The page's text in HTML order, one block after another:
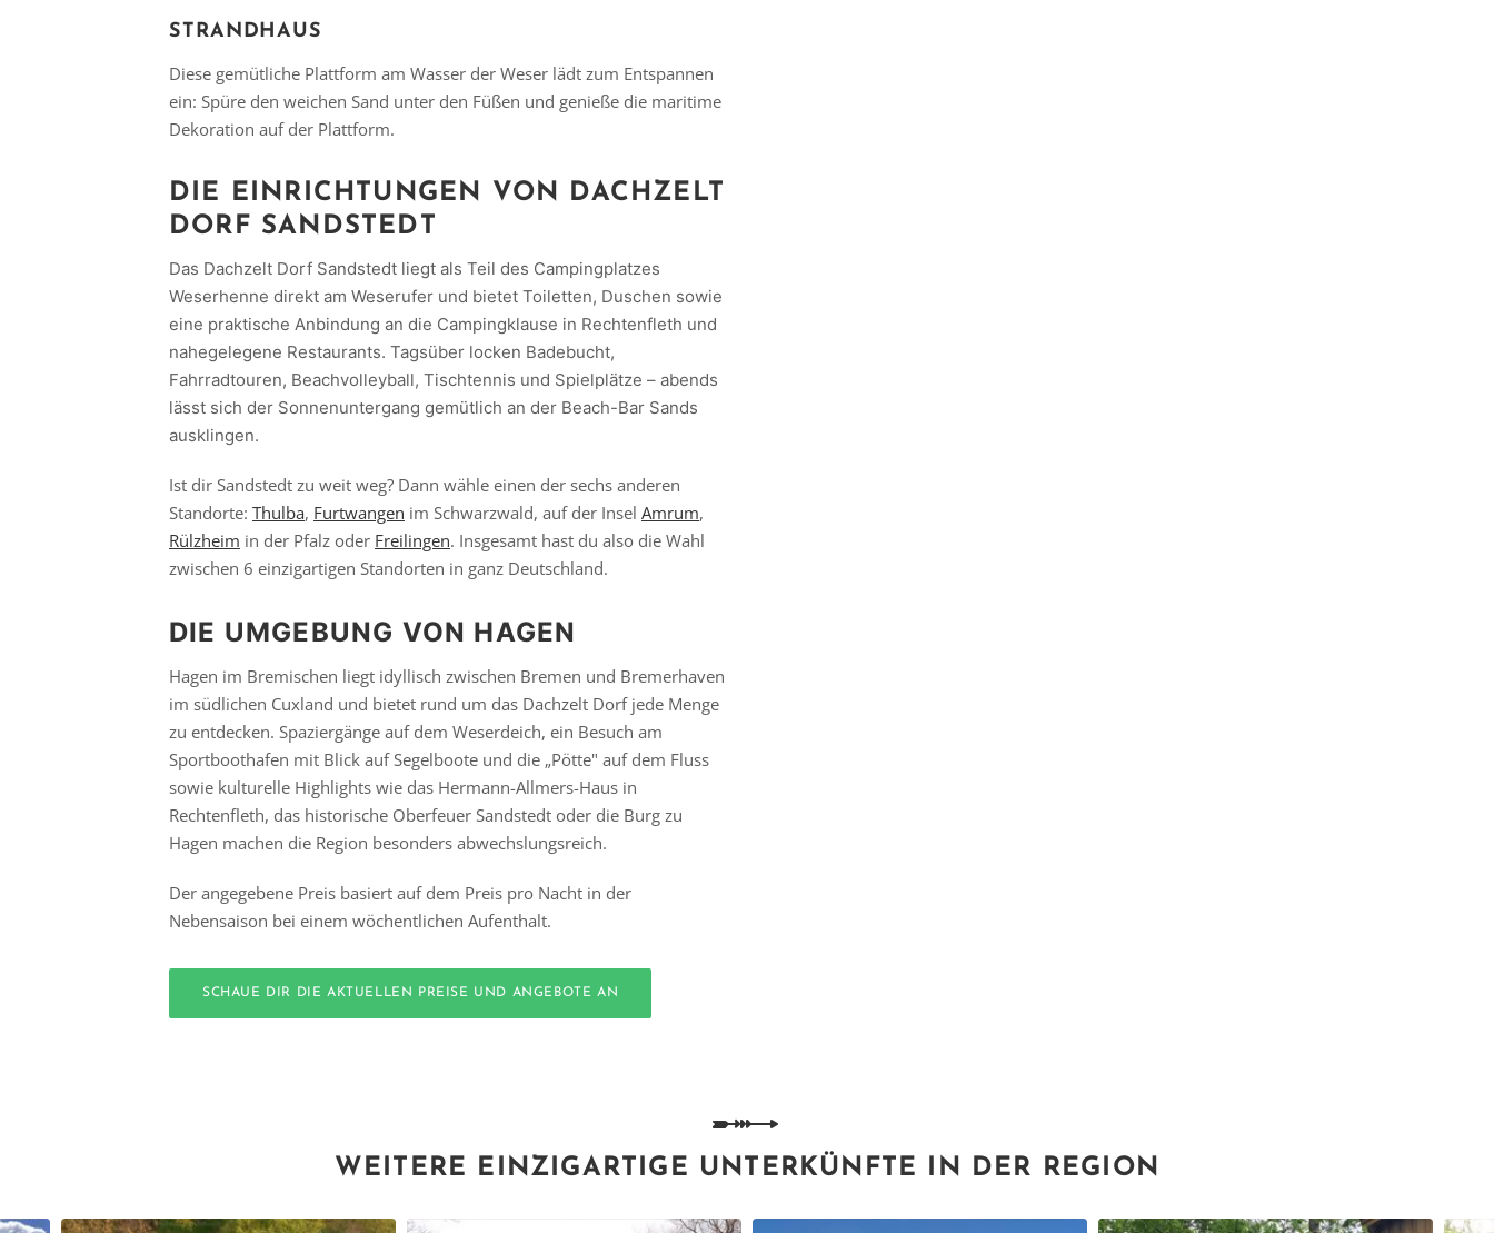
STRANDHAUS
Diese gemütliche Plattform am Wasser der Weser lädt zum Entspannen
ein: Spüre den weichen Sand unter den Füßen und genieße die maritime
Dekoration auf der Plattform.
DIE EINRICHTUNGEN VON DACHZELT
DORF SANDSTEDT
Das Dachzelt Dorf Sandstedt liegt als Teil des Campingplatzes
Weserhenne direkt am Weserufer und bietet Toiletten, Duschen sowie
eine praktische Anbindung an die Campingklause in Rechtenfleth und
nahegelegene Restaurants. Tagsüber locken Badebucht,
Fahrradtouren, Beachvolleyball, Tischtennis und Spielplätze – abends
lässt sich der Sonnenuntergang gemütlich an der Beach-Bar Sands
ausklingen.
Ist dir Sandstedt zu weit weg? Dann wähle einen der sechs anderen
Standorte: Thulba, Furtwangen im Schwarzwald, auf der Insel Amrum,
Rülzheim in der Pfalz oder Freilingen. Insgesamt hast du also die Wahl
zwischen 6 einzigartigen Standorten in ganz Deutschland.
DIE UMGEBUNG VON HAGEN
Hagen im Bremischen liegt idyllisch zwischen Bremen und Bremerhaven
im südlichen Cuxland und bietet rund um das Dachzelt Dorf jede Menge
zu entdecken. Spaziergänge auf dem Weserdeich, ein Besuch am
Sportboothafen mit Blick auf Segelboote und die „Pötte" auf dem Fluss
sowie kulturelle Highlights wie das Hermann-Allmers-Haus in
Rechtenfleth, das historische Oberfeuer Sandstedt oder die Burg zu
Hagen machen die Region besonders abwechslungsreich.
Der angegebene Preis basiert auf dem Preis pro Nacht in der
Nebensaison bei einem wöchentlichen Aufenthalt.
SCHAUE DIR DIE AKTUELLEN PREISE UND ANGEBOTE AN
WEITERE EINZIGARTIGE UNTERKÜNFTE IN DER REGION